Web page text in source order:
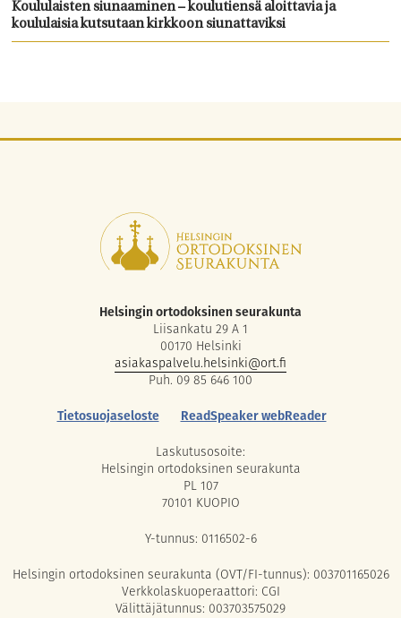
Koululaisten siunaaminen – koulutiensä aloittavia ja
koululaisia kutsutaan kirkkoon siunattaviksi
Helsingin ortodoksinen seurakunta
Liisankatu 29 A 1
00170 Helsinki
asiakaspalvelu.helsinki@ort.fi
Puh. 09 85 646 100
Tietosuojaseloste
ReadSpeaker webReader
Laskutusosoite:
Helsingin ortodoksinen seurakunta
PL 107
70101 KUOPIO
Y-tunnus: 0116502-6
Helsingin ortodoksinen seurakunta (OVT/FI-tunnus): 003701165026
Verkkolaskuoperaattori: CGI
Välittäjätunnus: 003703575029